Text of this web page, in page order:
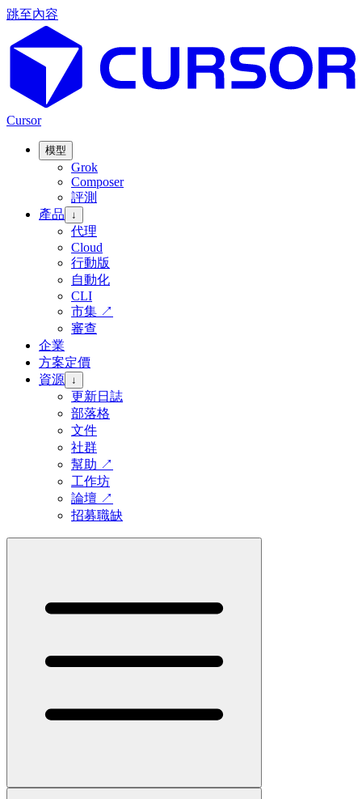
跳至內容
Cursor
模型
Grok
Composer
評測
產品
↓
代理
Cloud
行動版
自動化
CLI
市集 ↗
審查
企業
方案定價
資源 ↓
更新日誌
部落格
文件
社群
幫助 ↗
工作坊
論壇 ↗
招募職缺